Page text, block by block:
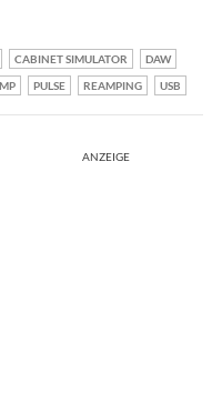
CABINET SIMULATOR
DAW
PULSE REAMPING USB
ANZEIGE